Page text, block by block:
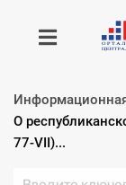
Получить
Текущий:
О
77-VII)...